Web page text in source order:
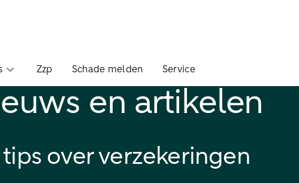
Zzp Schade melden Service
en artikelen
over verzekeringen